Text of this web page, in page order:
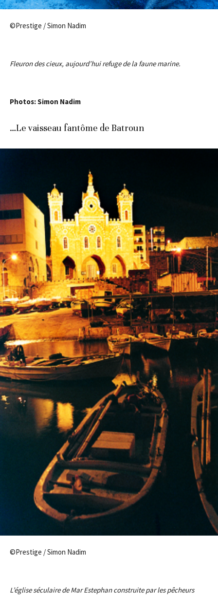
©Prestige / Simon Nadim
Fleuron des cieux, aujourd’hui refuge de la faune marine.
Photos: Simon Nadim
…Le vaisseau fantôme de Batroun
©Prestige / Simon Nadim
L’église séculaire de Mar Estephan construite par les pêcheurs